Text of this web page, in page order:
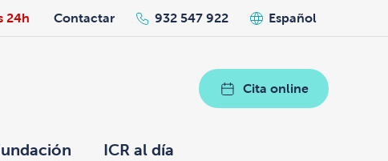
24h Contactar 932 547 922 Español
Cita online
ICR al día